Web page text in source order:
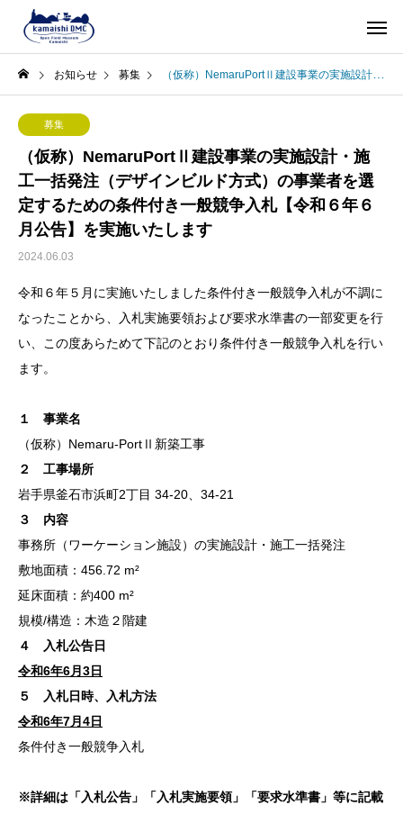
お知らせ 募集 （仮称）NemaruPortⅡ建設事業の実施設計・施工一括発注（デザインビルド方式）の事業者を選定するための条件付き一般競争入札【令和６年６月公告】を実施いたします
募集
（仮称）NemaruPortⅡ建設事業の実施設計・施
工一括発注（デザインビルド方式）の事業者を選
定するための条件付き一般競争入札【令和６年６
月公告】を実施いたします
2024.06.03
令和６年５月に実施いたしました条件付き一般競争入札が不調に
なったことから、入札実施要領および要求水準書の一部変更を行
い、この度あらためて下記のとおり条件付き一般競争入札を行い
ます。
１ 事業名
（仮称）Nemaru-PortⅡ新築工事
２ 工事場所
岩手県釜石市浜町2丁目 34-20、34-21
３ 内容
事務所（ワーケーション施設）の実施設計・施工一括発注
敷地面積：456.72 m²
延床面積：約400 m²
規模/構造：木造２階建
４ 入札公告日
令和6年6月3日
５ 入札日時、入札方法
令和6年7月4日
条件付き一般競争入札
※詳細は「入札公告」「入札実施要領」「要求水準書」等に記載